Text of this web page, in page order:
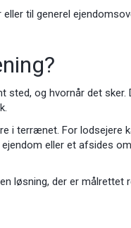
til generel
sted, og hvornår det sker.
i terrænet. For lodsejere
eller et afsides
løsning, der er målrettet